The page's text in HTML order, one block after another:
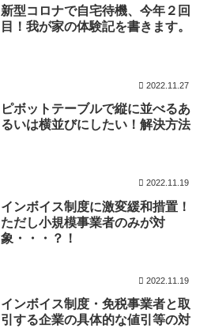
新型コロナで自宅待機、今年２回
目！我が家の体験記を書きます。
2022.11.27
ピボットテーブルで縦に並べるあ
るいは横並びにしたい！解決方法
2022.11.19
インボイス制度に激変緩和措置！
ただし小規模事業者のみが対
象・・・？！
2022.11.19
インボイス制度・免税事業者と取
引する企業の具体的な値引等の対